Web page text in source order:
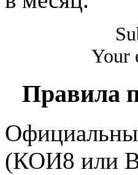
Your
Правила
(КОИ8 или